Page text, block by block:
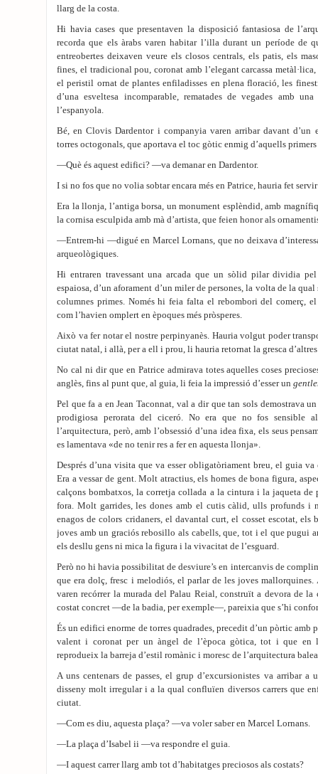
llarg de la costa.
Hi havia cases que presentaven la disposició fantasiosa de
recorda que els àrabs varen habitar l’illa durant un període de
entreobertes deixaven veure els closos centrals, els patis, els
fines, el tradicional pou, coronat amb l’elegant carcassa
el peristil ornat de plantes enfiladisses en plena floració, les
d’una esveltesa incomparable, rematades de vegades amb
l’espanyola.
Bé, en Clovis Dardentor i companyia varen arribar davant d’un
torres octogonals, que aportava el toc gòtic enmig d’aquells
—Què és aquest edifici? —va demanar en Dardentor.
I si no fos que no volia sobtar encara més en Patrice, hauria fet
Era la llonja, l’antiga borsa, un monument esplèndid, amb
la cornisa esculpida amb mà d’artista, que feien honor als
—Entrem-hi —digué en Marcel Lornans, que no deixava
arqueològiques.
Hi entraren travessant una arcada que un sòlid pilar dividia
espaiosa, d’un aforament d’un miler de persones, la volta de la qual
columnes primes. Només hi feia falta el rebombori del comerç,
com l’havien omplert en èpoques més pròsperes.
Això va fer notar el nostre perpinyanès. Hauria volgut poder
ciutat natal, i allà, per a ell i prou, li hauria retornat la gresca
No cal ni dir que en Patrice admirava totes aquelles coses
anglès, fins al punt que, al guia, li feia la impressió d’esser un
Pel que fa a en Jean Taconnat, val a dir que tan sols demostrava
prodigiosa perorata del ciceró. No era que no fos sensible
l’arquitectura, però, amb l’obsessió d’una idea fixa, els seus
es lamentava «de no tenir res a fer en aquesta llonja».
Després d’una visita que va esser obligatòriament breu, el guia
Era a vessar de gent. Molt atractius, els homes de bona figura,
calçons bombatxos, la corretja collada a la cintura i la jaqueta de
fora. Molt garrides, les dones amb el cutis càlid, ulls profunds i
enagos de colors cridaners, el davantal curt, el cosset escotat, els
joves amb un graciós rebosillo als cabells, que, tot i el que pugui
els desllu gens ni mica la figura i la vivacitat de l’esguard.
Però no hi havia possibilitat de desviure’s en intercanvis de
que era dolç, fresc i melodiós, el parlar de les joves mallorquines.
varen recórrer la murada del Palau Reial, construït a devora de la
costat concret —de la badia, per exemple—, pareixia que s’hi
És un edifici enorme de torres quadrades, precedit d’un pòrtic amb
valent i coronat per un àngel de l’època gòtica, tot i que en
reprodueix la barreja d’estil romànic i moresc de l’arquitectura
A uns centenars de passes, el grup d’excursionistes va arribar a
disseny molt irregular i a la qual confluïen diversos carrers que
ciutat.
—Com es diu, aquesta plaça? —va voler saber en Marcel Lornans.
—La plaça d’Isabel ii —va respondre el guia.
—I aquest carrer llarg amb tot d’habitatges preciosos als costats?